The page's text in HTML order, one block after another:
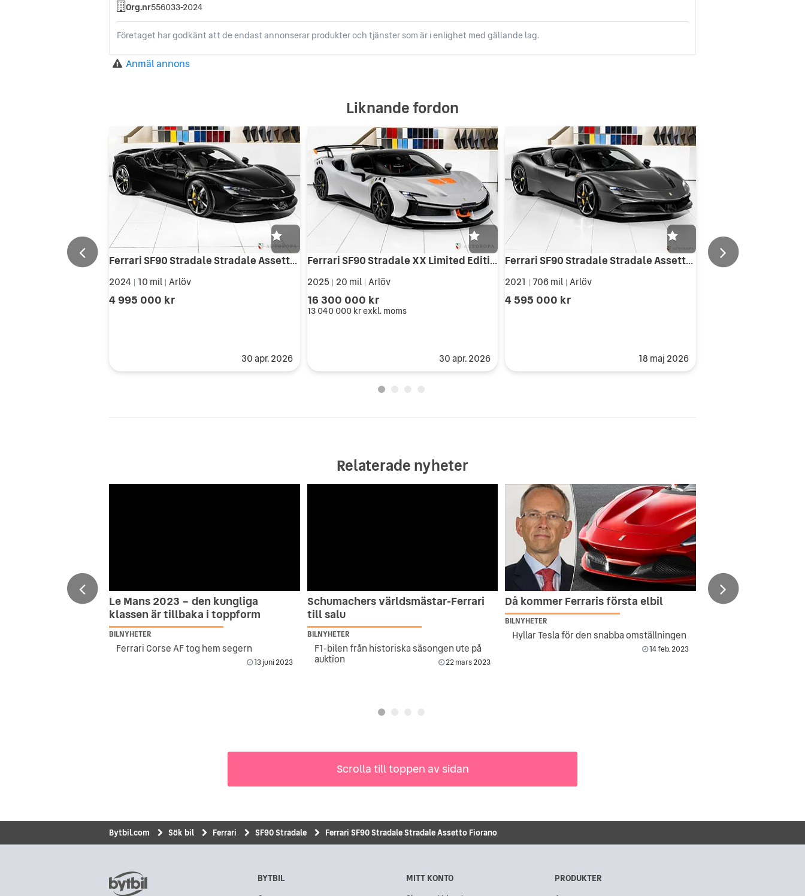
Org.nr556033-2024
Företaget har godkänt att de endast annonserar produkter och tjänster som är i enlighet med gällande lag.
Anmäl annons
Liknande fordon
Ferrari SF90 Stradale Stradale Assetto Fiorano
2024 10 mil Arlöv
4 995 000 kr
30 apr. 2026
Ferrari SF90 Stradale XX Limited Edition
2025 | 20 mil | Arlöv
16 300 000 kr
13 040 000 krexkl. moms
30 apr. 2026
Ferrari SF90 Stradale Stradale Assetto Fiorano
2021 706 mil Arlöv
4 595 000 kr
18 maj 2026
Relaterade nyheter
Le Mans 2023 – den kungliga
klassen är tillbaka i toppform
BILNYHETER
Ferrari Corse AF tog hem segern
13 juni 2023
Schumachers världsmästar-Ferrari
till salu
BILNYHETER
F1-bilen från historiska säsongen ute på
auktion 22 mars 2023
Då kommer Ferraris första elbil
BILNYHETER
Hyllar Tesla för den snabba omställningen
14 feb. 2023
Scrolla till toppen av sidan
Bytbil.com Sök bil Ferrari SF90 Stradale Ferrari SF90 Stradale Stradale Assetto Fiorano
BYTBIL
MITT KONTO
PRODUKTER